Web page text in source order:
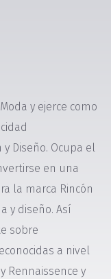
y ejerce como
Diseño. Ocupa el
en una
la marca Rincón
y diseño. Así
sobre
a nivel
Rennaissence y